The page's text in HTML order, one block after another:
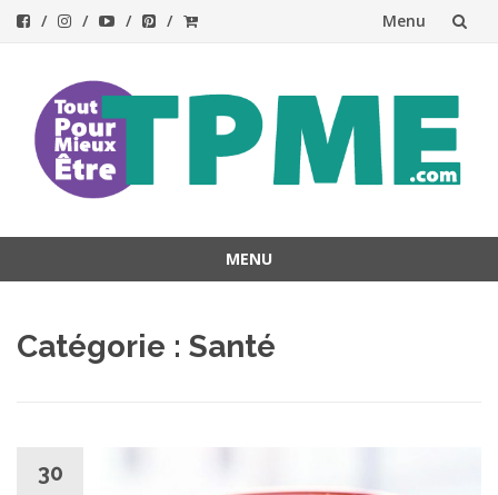
Menu
contenu
MENU
contenu
Catégorie : Santé
30